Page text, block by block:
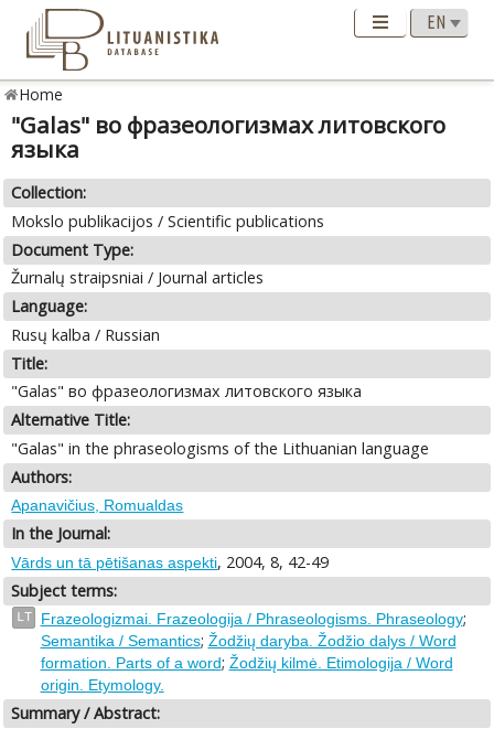
Home
"Galas" во фразеологизмах литовского
языка
Collection:
Mokslo publikacijos / Scientific publications
Document Type:
Žurnalų straipsniai / Journal articles
Language:
Rusų kalba / Russian
Title:
"Galas" во фразеологизмах литовского языка
Alternative Title:
"Galas" in the phraseologisms of the Lithuanian language
Authors:
Apanavičius, Romualdas
In the Journal:
Vārds un tā pētišanas aspekti, 2004, 8, 42-49
Subject terms:
LT Frazeologizmai. Frazeologija / Phraseologisms. Phraseology;
Semantika / Semantics; Žodžių daryba. Žodžio dalys / Word
formation. Parts of a word; Žodžių kilmė. Etimologija / Word
origin. Etymology.
Summary / Abstract: